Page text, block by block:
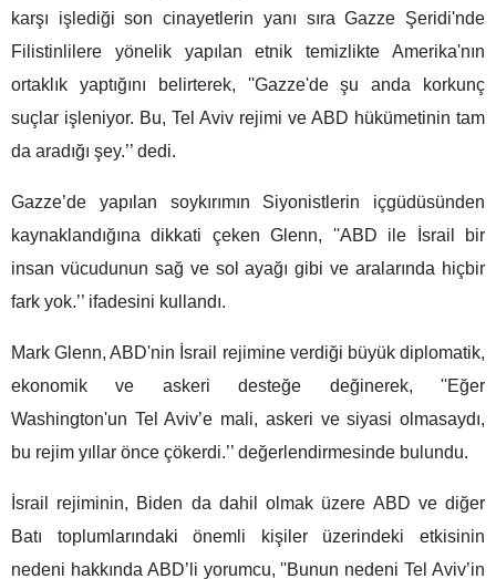
karşı işlediği son cinayetlerin yanı sıra Gazze Şeridi'nde
Filistinlilere yönelik yapılan etnik temizlikte Amerika'nın
ortaklık yaptığını belirterek, ''Gazze'de şu anda korkunç
suçlar işleniyor. Bu, Tel Aviv rejimi ve ABD hükümetinin tam
da aradığı şey.’’ dedi.
Gazze’de yapılan soykırımın Siyonistlerin içgüdüsünden
kaynaklandığına dikkati çeken Glenn, ''ABD ile İsrail bir
insan vücudunun sağ ve sol ayağı gibi ve aralarında hiçbir
fark yok.’’ ifadesini kullandı.
Mark Glenn, ABD'nin İsrail rejimine verdiği büyük diplomatik,
ekonomik ve askeri desteğe değinerek, ''Eğer
Washington'un Tel Aviv’e mali, askeri ve siyasi olmasaydı,
bu rejim yıllar önce çökerdi.’’ değerlendirmesinde bulundu.
İsrail rejiminin, Biden da dahil olmak üzere ABD ve diğer
Batı toplumlarındaki önemli kişiler üzerindeki etkisinin
nedeni hakkında ABD’li yorumcu, ''Bunun nedeni Tel Aviv’in